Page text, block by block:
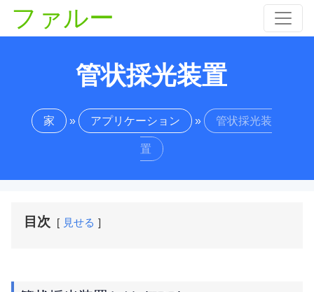
ファルー
管状採光装置
家 » アプリケーション » 管状採光装
置
目次 見せる